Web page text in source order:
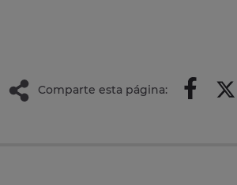
Comparte esta página: